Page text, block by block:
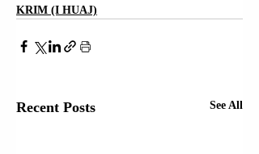
KRIM (I HUAJ)
Recent Posts See All